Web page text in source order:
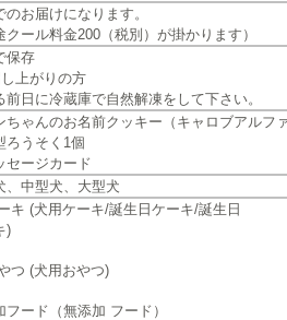
のお届けになります。
クール料金200（税別）が掛かります）
保存
上がりの方
前日に冷蔵庫で自然解凍をして下さい。
ちゃんのお名前クッキー（キャロブアルフ
ろうそく1個
セージカード
、中型犬、大型犬
キ (犬用ケーキ/誕生日ケーキ/誕生日
)
つ (犬用おやつ)
フード（無添加 フード）